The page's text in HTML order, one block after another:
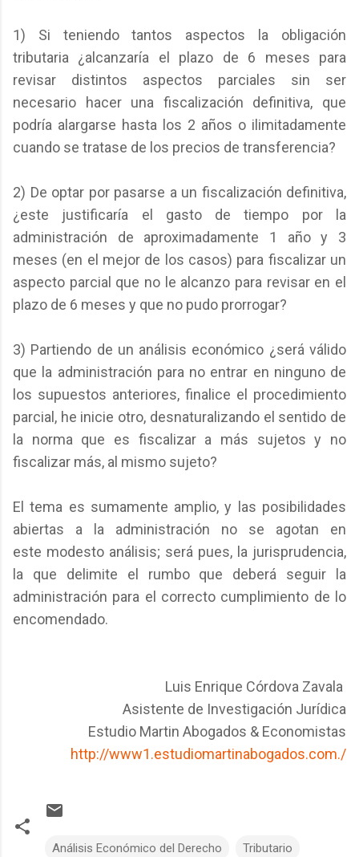
1) Si teniendo tantos aspectos la obligación
tributaria ¿alcanzaría el plazo de 6 meses para
revisar distintos aspectos parciales sin ser
necesario hacer una fiscalización definitiva, que
podría alargarse hasta los 2 años o ilimitadamente
cuando se tratase de los precios de transferencia?
2) De optar por pasarse a un fiscalización definitiva,
¿este justificaría el gasto de tiempo por la
administración de aproximadamente 1 año y 3
meses (en el mejor de los casos) para fiscalizar un
aspecto parcial que no le alcanzo para revisar en el
plazo de 6 meses y que no pudo prorrogar?
3) Partiendo de un análisis económico ¿será válido
que la administración para no entrar en ninguno de
los supuestos anteriores, finalice el procedimiento
parcial, he inicie otro, desnaturalizando el sentido de
la norma que es fiscalizar a más sujetos y no
fiscalizar más, al mismo sujeto?
El tema es sumamente amplio, y las posibilidades
abiertas a la administración no se agotan en
este modesto análisis; será pues, la jurisprudencia,
la que delimite el rumbo que deberá seguir la
administración para el correcto cumplimiento de lo
encomendado.
Luis Enrique Córdova Zavala
Asistente de Investigación Jurídica
Estudio Martin Abogados & Economistas
http://www1.estudiomartinabogados.com./
Análisis Económico del Derecho Tributario